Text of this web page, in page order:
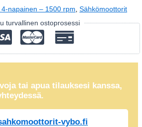
napainen – 1500 rpm Sähkömoottorit
turvallinen ostoprosessi
tai apua tilauksesi kanssa,
vybo.fi